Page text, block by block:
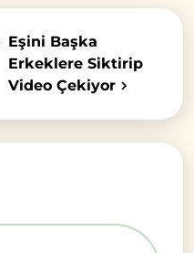
Eşini Başka
Erkeklere Siktirip
Video Çekiyor